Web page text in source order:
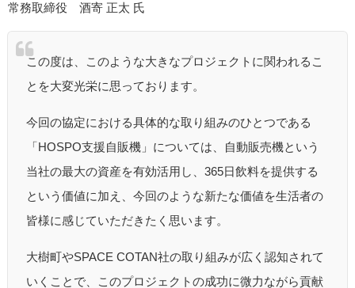
常務取締役 酒寄 正太 氏
この度は、このような大きなプロジェクトに関われるこ
とを大変光栄に思っております。
今回の協定における具体的な取り組みのひとつである
「HOSPO支援自販機」については、自動販売機という
当社の最大の資産を有効活用し、365日飲料を提供する
という価値に加え、今回のような新たな価値を生活者の
皆様に感じていただきたく思います。
大樹町やSPACE COTAN社の取り組みが広く認知されて
いくことで、このプロジェクトの成功に微力ながら貢献